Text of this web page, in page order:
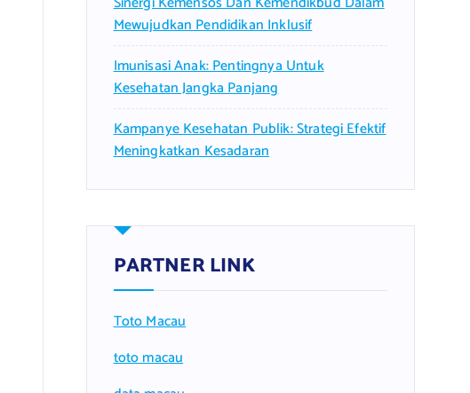
Mewujudkan Pendidikan Inklusif
Imunisasi Anak: Pentingnya Untuk
Kesehatan Jangka Panjang
Kampanye Kesehatan Publik: Strategi Efektif
Meningkatkan Kesadaran
PARTNER LINK
Toto Macau
toto macau